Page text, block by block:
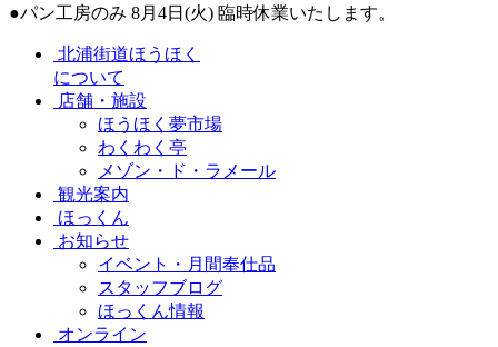
●パン工房のみ 8月4日(火) 臨時休業いたします。
北浦街道ほうほく
について
店舗・施設
ほうほく夢市場
わくわく亭
メゾン・ド・ラメール
観光案内
ほっくん
お知らせ
イベント・月間奉仕品
スタッフブログ
ほっくん情報
オンライン